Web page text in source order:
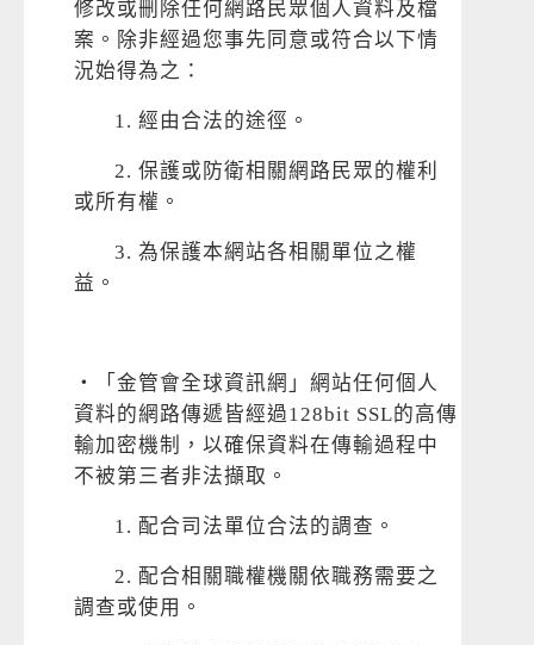
修改或刪除任何網路民眾個人資料及檔
案。除非經過您事先同意或符合以下情
況始得為之：
1. 經由合法的途徑。
2. 保護或防衛相關網路民眾的權利
或所有權。
3. 為保護本網站各相關單位之權
益。
‧「金管會全球資訊網」網站任何個人
資料的網路傳遞皆經過128bit SSL的高傳
輸加密機制，以確保資料在傳輸過程中
不被第三者非法擷取。
1. 配合司法單位合法的調查。
2. 配合相關職權機關依職務需要之
調查或使用。